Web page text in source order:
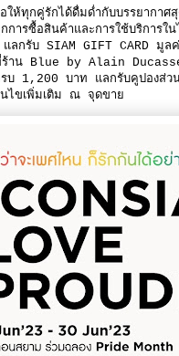
ให้ทุกคู่รักได้ดื่มด่ำกับบรรยาก
การซื้อสินค้าและการใช้บริก
กรับ SIAM GIFT CARD มู
ที่ร้าน Blue by Alain
1,200 บาท แลกรับคูปองส่ว
ไขเพิ่มเติม ณ จุดขาย